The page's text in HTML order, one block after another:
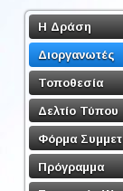
Η Δράση
Διοργανωτές
Τοποθεσία
Δελτίο Τύπου
Φόρμα
Πρόγραμμα